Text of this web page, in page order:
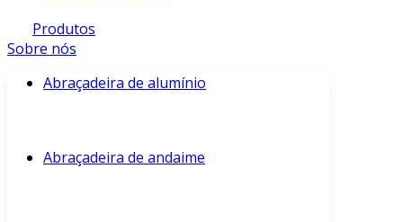
Produtos
Sobre nós
Abraçadeira de alumínio
Abraçadeira de andaime